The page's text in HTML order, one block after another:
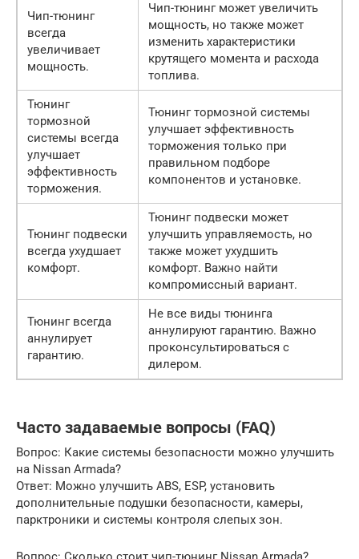
Чип-тюнинг
всегда
увеличивает
мощность.
Чип-тюнинг может увеличить
мощность, но также может
изменить характеристики
крутящего момента и расхода
топлива.
Тюнинг
тормозной
системы всегда
улучшает
эффективность
торможения.
Тюнинг тормозной системы
улучшает эффективность
торможения только при
правильном подборе
компонентов и установке.
Тюнинг подвески
всегда ухудшает
комфорт.
Тюнинг подвески может
улучшить управляемость, но
также может ухудшить
комфорт. Важно найти
компромиссный вариант.
Тюнинг всегда
аннулирует
гарантию.
Не все виды тюнинга
аннулируют гарантию. Важно
проконсультироваться с
дилером.
Часто задаваемые вопросы (FAQ)
Вопрос: Какие системы безопасности можно улучшить
на Nissan Armada?
Ответ: Можно улучшить ABS, ESP, установить
дополнительные подушки безопасности, камеры,
парктроники и системы контроля слепых зон.